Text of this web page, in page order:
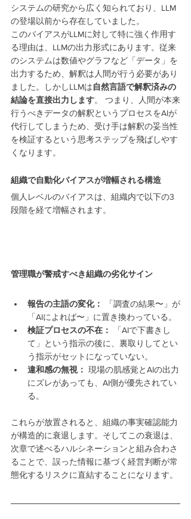
システムの研究から広く知られており、LLM
の登場以前から存在していました。
このバイアスがLLMに対して特に強く作用す
る理由は、LLMの出力形式にあります。従来
のシステムは数値やグラフなど「データ」を
出力するため、解釈は人間が行う必要があり
ました。しかしLLMは自然言語で解釈済みの
結論を直接出力します。 つまり、人間が本来
行うべきデータの解釈というプロセスをAIが
代行してしまうため、受け手は解釈の妥当性
を検証するという思考ステップを飛ばしやす
くなります。
組織で自動化バイアスが増幅される構造
個人レベルのバイアスは、組織内で以下の3
段階を経て増幅されます。
管理職が警戒すべき組織の劣化サイン
報告の主語の変化：
「調査の結果〜」が
「AIによれば〜」に置き換わっている。
検証プロセスの不在：
「AIで下書きし
て」という指示の後に、裏取りしてとい
う指示がセットになっていない。
違和感の無視： 現場の肌感覚とAIの出力
にズレがあっても、AI側が優先されてい
る。
これらが放置されると、組織の事実確認能力
が構造的に衰退します。そしてこの衰退は、
次章で述べるハルシネーションと組み合わさ
ることで、誤った情報に基づく経営判断が常
態化するリスクに直結することになります。